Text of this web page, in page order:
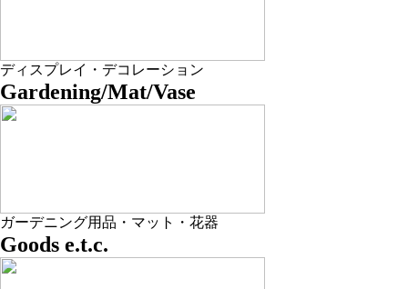
ディスプレイ・デコレーション
Gardening/Mat/Vase
ガーデニング用品・マット・花器
Goods e.t.c.